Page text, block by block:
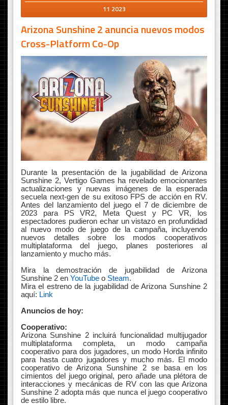
11 2023
Arizona Sunshine 2 anuncia nuevos modos
Cross-Platform Co-Op
Durante la presentación de la jugabilidad de Arizona
Sunshine 2, Vertigo Games ha revelado emocionantes
actualizaciones y nuevas imágenes de la esperada
secuela next-gen de su exitoso FPS de acción en RV.
Antes del lanzamiento del juego el 7 de diciembre de
2023 para PS VR2, Meta Quest y PC VR, los
espectadores pudieron echar un vistazo en profundidad
al nuevo modo de juego de la campaña, incluyendo
nuevos detalles sobre los modos cooperativos
multiplataforma del juego, planes posteriores al
lanzamiento y mucho más.
Mira la demostración de jugabilidad de Arizona
Sunshine 2 en YouTube o Steam.
Mira el estreno de la jugabilidad de Arizona Sunshine 2
aquí: Link
Anuncios de hoy:
Cooperativo:
Arizona Sunshine 2 incluirá funcionalidad multijugador
multiplataforma completa, un modo campaña
cooperativo para dos jugadores, un modo Horda infinito
para hasta cuatro jugadores y mucho más. El modo
cooperativo de Arizona Sunshine 2 se basa en los
cimientos del juego original, pero añade una plétora de
interacciones y mecánicas de RV con las que Arizona
Sunshine 2 adopta más que nunca el juego cooperativo
de estilo libre.